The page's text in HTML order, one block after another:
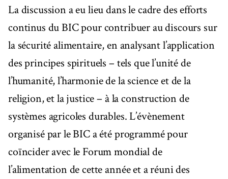
La discussion a eu lieu dans le cadre des efforts
continus du BIC pour contribuer au discours sur
la sécurité alimentaire, en analysant l’application
des principes spirituels – tels que l’unité de
l’humanité, l’harmonie de la science et de la
religion, et la justice – à la construction de
systèmes agricoles durables. L’évènement
organisé par le BIC a été programmé pour
coïncider avec le Forum mondial de
l’alimentation de cette année et a réuni des